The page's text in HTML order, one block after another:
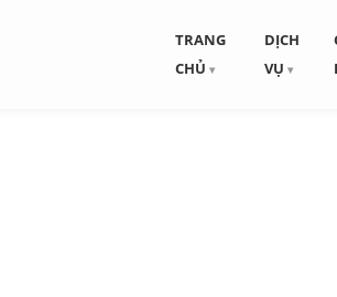
TRANG
CHỦ
DỊCH
VỤ